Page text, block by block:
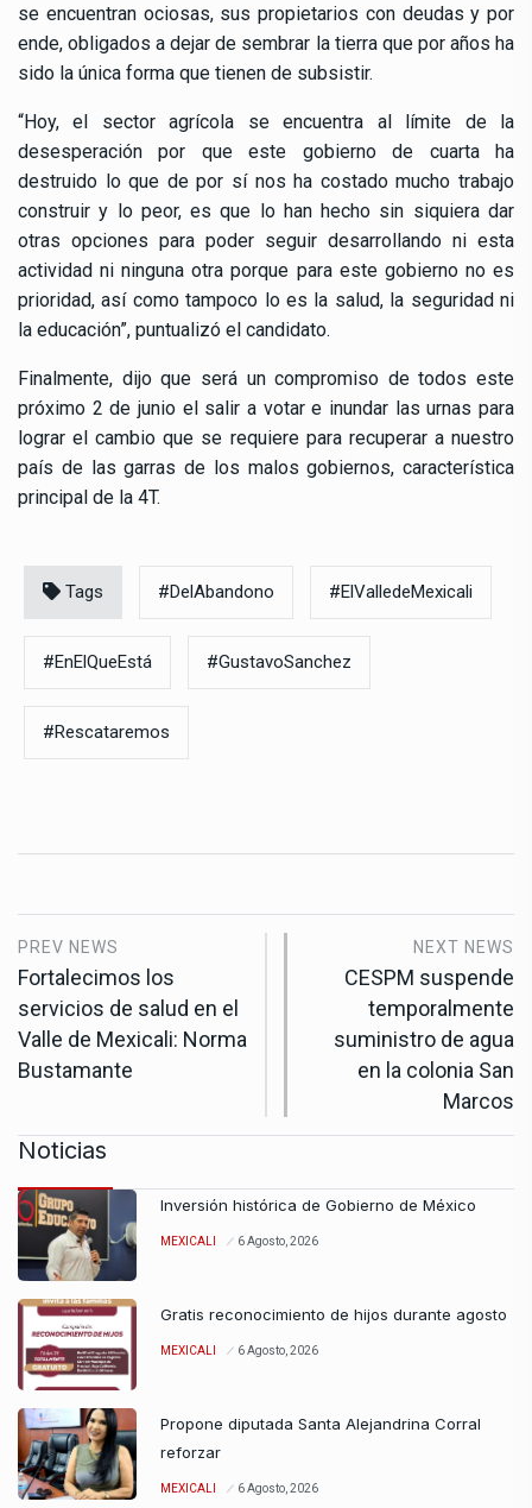
se encuentran ociosas, sus propietarios con deudas y por
ende, obligados a dejar de sembrar la tierra que por años ha
sido la única forma que tienen de subsistir.
“Hoy, el sector agrícola se encuentra al límite de la
desesperación por que este gobierno de cuarta ha
destruido lo que de por sí nos ha costado mucho trabajo
construir y lo peor, es que lo han hecho sin siquiera dar
otras opciones para poder seguir desarrollando ni esta
actividad ni ninguna otra porque para este gobierno no es
prioridad, así como tampoco lo es la salud, la seguridad ni
la educación”, puntualizó el candidato.
Finalmente, dijo que será un compromiso de todos este
próximo 2 de junio el salir a votar e inundar las urnas para
lograr el cambio que se requiere para recuperar a nuestro
país de las garras de los malos gobiernos, característica
principal de la 4T.
Tags #DelAbandono #ElValledeMexicali
#EnElQueEstá #GustavoSanchez
#Rescataremos
PREV NEWS
Fortalecimos los
servicios de salud en el
Valle de Mexicali: Norma
Bustamante
NEXT NEWS
CESPM suspende
temporalmente
suministro de agua
en la colonia San
Marcos
Noticias
Inversión histórica de Gobierno de México
MEXICALI 6 Agosto, 2026
Gratis reconocimiento de hijos durante agosto
MEXICALI 6 Agosto, 2026
Propone diputada Santa Alejandrina Corral
reforzar
MEXICALI 6 Agosto, 2026